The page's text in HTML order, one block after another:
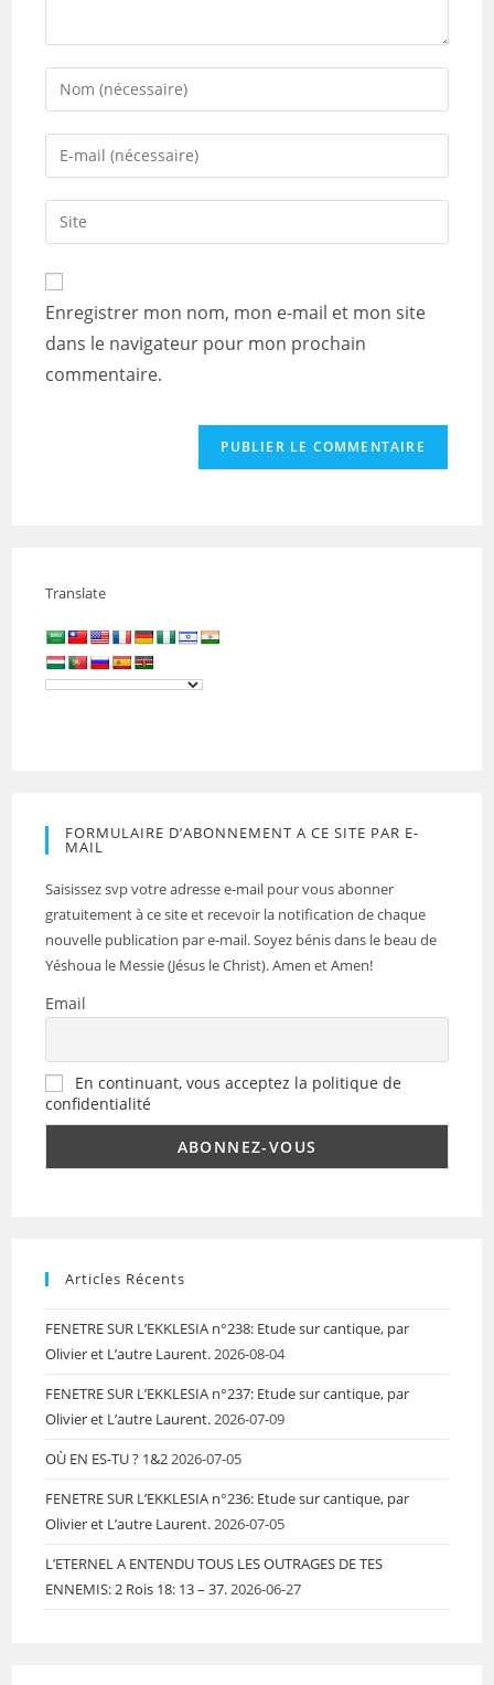
Enter
your
name
comment
Enter
your
email
address
Saisir
l’URL
votre
site
(facultatif)
Enregistrer mon nom, mon e-mail et mon site
dans le navigateur pour mon prochain
commentaire.
Translate
FORMULAIRE D’ABONNEMENT A CE SITE PAR E-
MAIL
Saisissez svp votre adresse e-mail pour vous abonner
gratuitement à ce site et recevoir la notification de chaque
nouvelle publication par e-mail. Soyez bénis dans le beau de
Yéshoua le Messie (Jésus le Christ). Amen et Amen!
Email
En continuant, vous acceptez la politique de
confidentialité
Articles Récents
FENETRE SUR L’EKKLESIA n°238: Etude sur cantique, par
Olivier et L’autre Laurent.2026-08-04
FENETRE SUR L’EKKLESIA n°237: Etude sur cantique, par
Olivier et L’autre Laurent.2026-07-09
OÙ EN ES-TU ? 1&22026-07-05
FENETRE SUR L’EKKLESIA n°236: Etude sur cantique, par
Olivier et L’autre Laurent.2026-07-05
L’ETERNEL A ENTENDU TOUS LES OUTRAGES DE TES
ENNEMIS: 2 Rois 18: 13 – 37.2026-06-27